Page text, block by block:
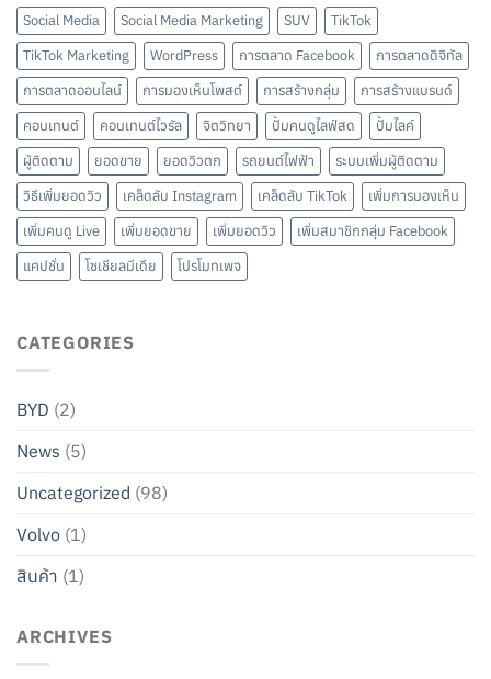
Social Media
Social Media Marketing SUV
TikTok
TikTok Marketing
WordPress การตลาด Facebook
การตลาดดิจิทัล
การตลาดออนไลน์
การมองเห็นโพสต์ การสร้างกลุ่ม
การสร้างแบรนด์
คอนเทนต์
คอนเทนต์ไวรัล จิตวิทยา ปั้มคนดูไลฟ์สด
ปั้มไลค์
ผู้ติดตาม
ยอดขาย ยอดวิวตก รถยนต์ไฟฟ้า
ระบบเพิ่มผู้ติดตาม
วิธีเพิ่มยอดวิว
เคล็ดลับ Instagram เคล็ดลับ TikTok
เพิ่มการมองเห็น
เพิ่มคนดู Live
เพิ่มยอดขาย เพิ่มยอดวิว
เพิ่มสมาชิกกลุ่ม Facebook
แคปชั่น
โซเชียลมีเดีย โปรโมทเพจ
CATEGORIES
BYD (2)
News (5)
Uncategorized (98)
Volvo (1)
สินค้า (1)
ARCHIVES